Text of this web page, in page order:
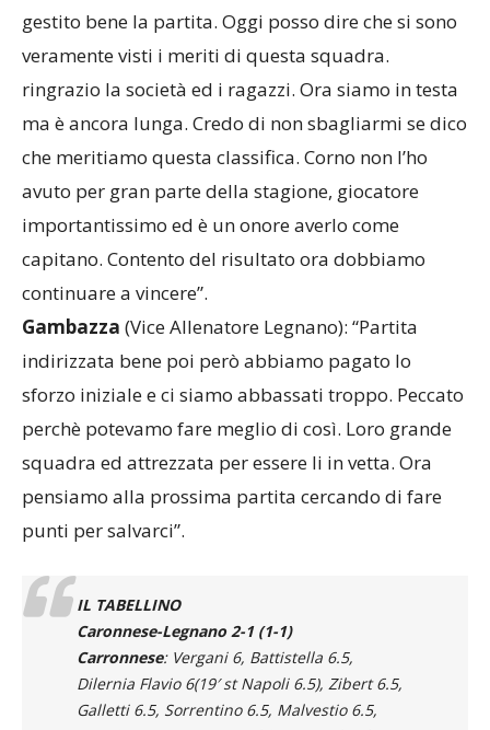
veramente visti i meriti di questa squadra.
ringrazio la società ed i ragazzi. Ora siamo in testa
ma è ancora lunga. Credo di non sbagliarmi se dico
che meritiamo questa classifica. Corno non l’ho
avuto per gran parte della stagione, giocatore
importantissimo ed è un onore averlo come
capitano. Contento del risultato ora dobbiamo
continuare a vincere”.
Gambazza (Vice Allenatore Legnano): “Partita
indirizzata bene poi però abbiamo pagato lo
sforzo iniziale e ci siamo abbassati troppo. Peccato
perchè potevamo fare meglio di così. Loro grande
squadra ed attrezzata per essere li in vetta. Ora
pensiamo alla prossima partita cercando di fare
punti per salvarci”.
Caronnese-Legnano 2-1 (1-1)
Carronnese: Vergani 6, Battistella 6.5,
Dilernia Flavio 6(19′ st Napoli 6.5), Zibert 6.5,
Galletti 6.5, Sorrentino 6.5, Malvestio 6.5,
Cannizzaro 6(13’st Doumbia 6.5), Colombo 7,